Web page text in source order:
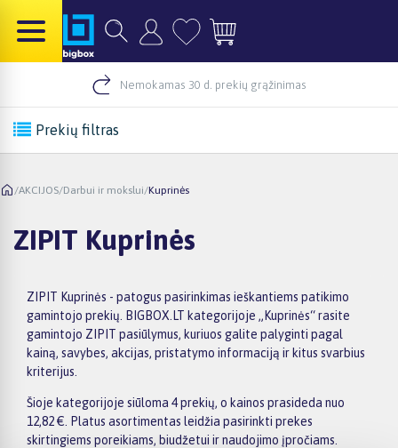
Nemokamas 30 d. prekių grąžinimas
Prekių filtras
/AKCIJOS/Darbui ir mokslui/Kuprinės
ZIPIT Kuprinės
ZIPIT Kuprinės - patogus pasirinkimas ieškantiems patikimo
gamintojo prekių. BIGBOX.LT kategorijoje „Kuprinės“ rasite
gamintojo ZIPIT pasiūlymus, kuriuos galite palyginti pagal
kainą, savybes, akcijas, pristatymo informaciją ir kitus svarbius
kriterijus.
Šioje kategorijoje siūloma 4 prekių, o kainos prasideda nuo
12,82 €. Platus asortimentas leidžia pasirinkti prekes
skirtingiems poreikiams, biudžetui ir naudojimo įpročiams.